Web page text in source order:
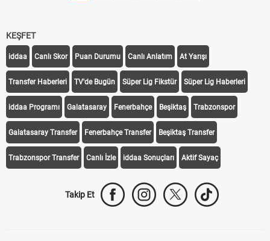
KEŞFET
iddaa Canlı Skor Puan Durumu Canlı Anlatım At Yarışı
Transfer Haberleri TV'de Bugün Süper Lig Fikstür Süper Lig Haberleri
iddaa Programı Galatasaray Fenerbahçe Beşiktaş Trabzonspor
Galatasaray Transfer Fenerbahçe Transfer Beşiktaş Transfer
Trabzonspor Transfer Canlı İzle iddaa Sonuçları Aktif Sayaç
Takip Et